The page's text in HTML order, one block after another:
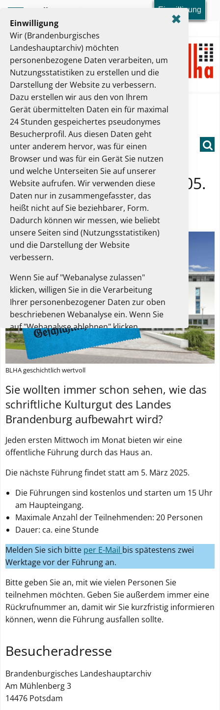
Einwilligung
Einwilligung
Wir (Brandenburgisches
Landeshauptarchiv) möchten
personenbezogene Daten verarbeiten, um
Nutzungsstatistiken zu erstellen und die
Darstellung der Website zu verbessern.
Dazu erstellen wir aus den von Ihrem
Gerät übermittelten Daten ein für maximal
24 Stunden gespeichertes pseudonymes
Besucherprofil. Aus diesen Daten geht
unter anderem hervor, was für einen
Browser und was für ein Gerät Sie nutzen
und welche Unterseiten Sie auf unserer
Website aufrufen. Wir verwenden diese
Daten nur in zusammengefasster, das
heißt nicht auf Sie beziehbarer, Form.
Dadurch können wir messen, wie beliebt
unsere Seiten sind (Nutzungsstatistiken)
und die Darstellung der Website
verbessern.
Wenn Sie auf "Webanalyse zulassen"
klicken, willigen Sie in die Verarbeitung
Ihrer personenbezogener Daten zur oben
beschriebenen Webanalyse ein. Wenn Sie
auf "Webanalyse ablehnen" klicken,
verarbeiten wir diese Daten nicht und Sie
können die Website trotzdem nutzen.
Sie können Ihre Einwilligung jederzeit in
diesem Einwilligungsbanner oder der
Datenschutzerklärung widerrufen. Dort
finden Sie auch weitere Informationen zur
Webanalyse.
✖
Unsere Datenschutzerklärung.
zulassen
Webanalyse
ablehnen
Toolbar-Menü
Das Brandenburgische Landeshauptarchiv
Hauptmenü
Sie sind hier: Kontakt Öffentliche Führung
Öffentliche Führung am 05.
März 2025
26.11.2024
BLHA geschichtlich wertvoll
Sie wollten immer schon sehen, wie das
schriftliche Kulturgut des Landes
Brandenburg aufbewahrt wird?
Jeden ersten Mittwoch im Monat bieten wir eine
öffentliche Führung durch das Haus an.
Die nächste Führung findet statt am 5. März 2025.
Die Führungen sind kostenlos und starten um 15 Uhr
am Haupteingang.
Maximale Anzahl der Teilnehmenden: 20 Personen
Dauer: ca. eine Stunde
Melden Sie sich bitte per E-Mail bis spätestens zwei
Werktage vor der Führung an.
Bitte geben Sie an, mit wie vielen Personen Sie
teilnehmen möchten. Geben Sie außerdem immer eine
Rückrufnummer an, damit wir Sie kurzfristig informieren
können, wenn die Führung ausfallen sollte.
Besucheradresse
Brandenburgisches Landeshauptarchiv
Am Mühlenberg 3
14476 Potsdam